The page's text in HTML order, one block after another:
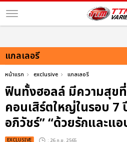
แกลเลอรี
หน้าแรก exclusive แกลเลอรี
ฟินทั้งฮอลล์ มีความสุข
คอนเสิร์ตใหญ่ในรอบ 7
อภิวัชร์” “ด้วยรักและแ
EXCLUSIVE : 26 ก.ย. 2565